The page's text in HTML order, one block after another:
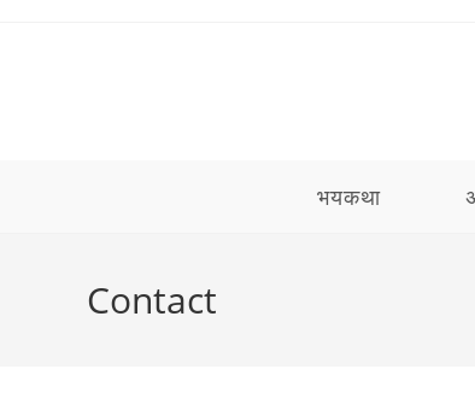
भयकथा
Contact